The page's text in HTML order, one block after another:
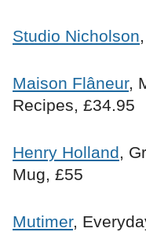
Studio Nicholson
Maison Flâneur,
Recipes, £34.95
Henry Holland,
Mug, £55
Mutimer,